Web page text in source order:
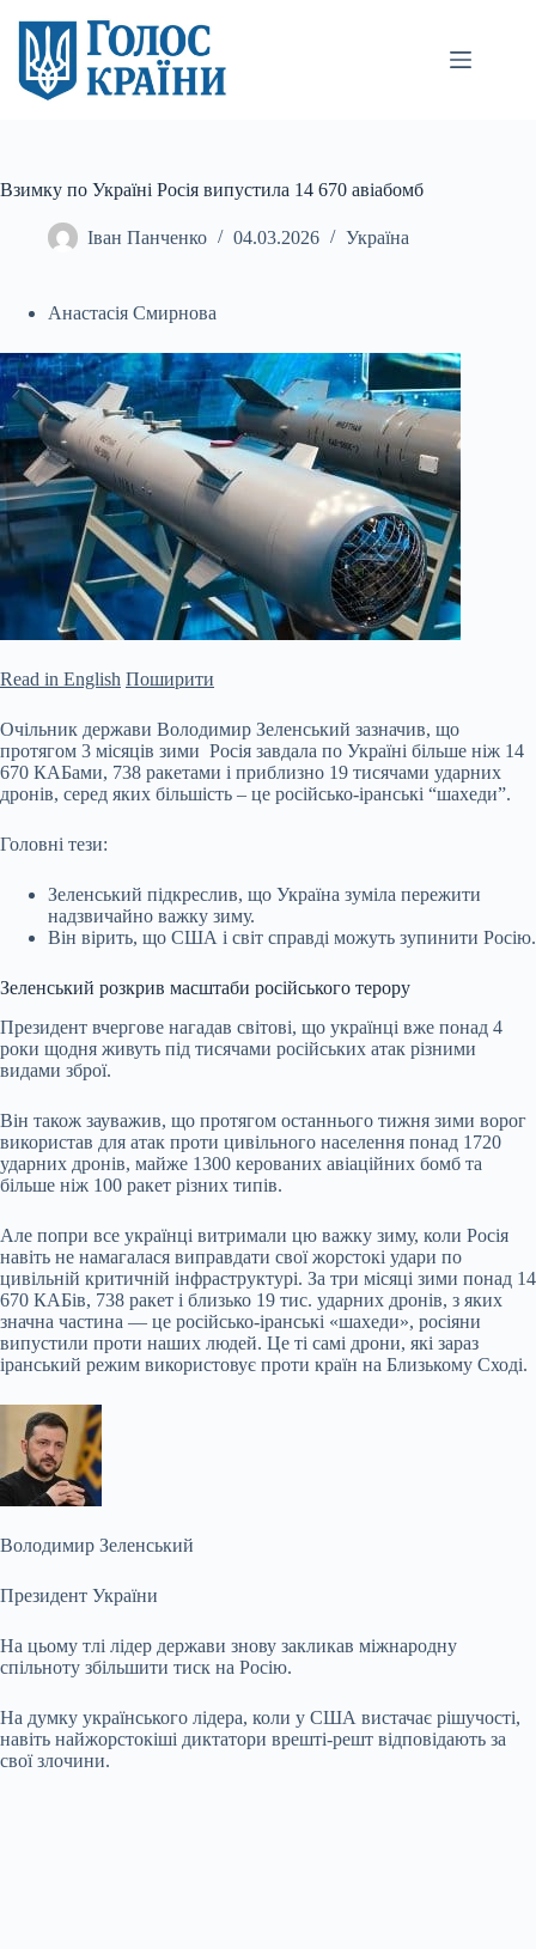
вмісту
Взимку по Україні Росія випустила 14 670 авіабомб
Іван Панченко 04.03.2026 Україна
Анастасія Смирнова
Read in English Поширити
Очільник держави Володимир Зеленський зазначив, що
протягом 3 місяців зими Росія завдала по Україні більше ніж 14
670 КАБами, 738 ракетами і приблизно 19 тисячами ударних
дронів, серед яких більшість – це російсько-іранські “шахеди”.
Головні тези:
Зеленський підкреслив, що Україна зуміла пережити
надзвичайно важку зиму.
Він вірить, що США і світ справді можуть зупинити Росію.
Зеленський розкрив масштаби російського терору
Президент вчергове нагадав світові, що українці вже понад 4
роки щодня живуть під тисячами російських атак різними
видами зброї.
Він також зауважив, що протягом останнього тижня зими ворог
використав для атак проти цивільного населення понад 1720
ударних дронів, майже 1300 керованих авіаційних бомб та
більше ніж 100 ракет різних типів.
Але попри все українці витримали цю важку зиму, коли Росія
навіть не намагалася виправдати свої жорстокі удари по
цивільній критичній інфраструктурі. За три місяці зими понад 14
670 КАБів, 738 ракет і близько 19 тис. ударних дронів, з яких
значна частина — це російсько-іранські «шахеди», росіяни
випустили проти наших людей. Це ті самі дрони, які зараз
іранський режим використовує проти країн на Близькому Сході.
Володимир Зеленський
Президент України
На цьому тлі лідер держави знову закликав міжнародну
спільноту збільшити тиск на Росію.
На думку українського лідера, коли у США вистачає рішучості,
навіть найжорстокіші диктатори врешті-решт відповідають за
свої злочини.